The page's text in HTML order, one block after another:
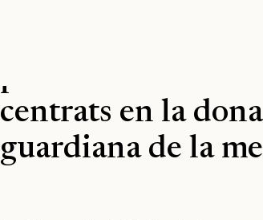
premis de
centrats en la
guardiana de la